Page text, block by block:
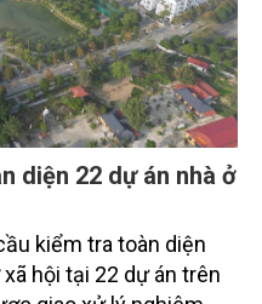
diện 22 dự án nhà ở
kiểm tra toàn diện
hội tại 22 dự án trên